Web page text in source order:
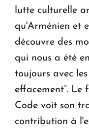
lutte culturelle
qu'Arménien et
découvre des
qui nous a été
toujours avec
effacement”. Le
Code voit son
contribution à